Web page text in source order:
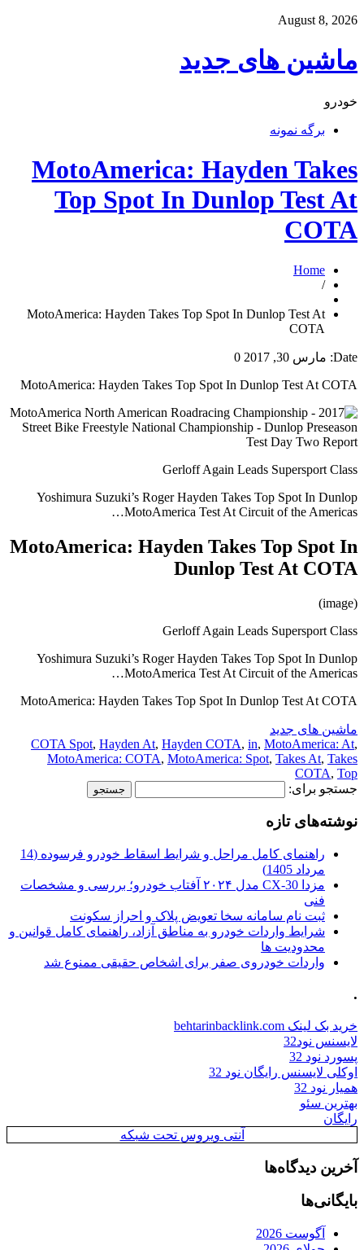
August 8, 2026
ماشین های جدید
خودرو
برگه نمونه
MotoAmerica: Hayden Takes
Top Spot In Dunlop Test At
COTA
Home
/
MotoAmerica: Hayden Takes Top Spot In Dunlop Test At
COTA
Date: مارس 30, 2017
0
MotoAmerica: Hayden Takes Top Spot In Dunlop Test At COTA
Gerloff Again Leads Supersport Class
Yoshimura Suzuki’s Roger Hayden Takes Top Spot In Dunlop
MotoAmerica Test At Circuit of the Americas…
MotoAmerica: Hayden Takes Top Spot In
Dunlop Test At COTA
(image)
Gerloff Again Leads Supersport Class
Yoshimura Suzuki’s Roger Hayden Takes Top Spot In Dunlop
MotoAmerica Test At Circuit of the Americas…
MotoAmerica: Hayden Takes Top Spot In Dunlop Test At COTA
ماشین های جدید
COTA Spot, Hayden At, Hayden COTA, in, MotoAmerica: At,
MotoAmerica: COTA, MotoAmerica: Spot, Takes At, Takes
COTA, Top
جستجو برای:
نوشته‌های تازه
راهنمای کامل مراحل و شرایط اسقاط خودرو فرسوده (14
مرداد 1405)
مزدا CX-30 مدل ۲۰۲۴ آفتاب خودرو؛ بررسی و مشخصات
فنی
ثبت نام سامانه سخا تعویض پلاک و احراز سکونت
شرایط واردات خودرو به مناطق آزاد، راهنمای کامل قوانین و
محدودیت ها
واردات خودروی صفر برای اشخاص حقیقی ممنوع شد
.
خرید بک لینک behtarinbacklink.com
لایسنس نود32
پسورد نود 32
اوکلی لایسنس رایگان نود 32
همیار نود 32
بهترین سئو
رایگان
آنتی ویروس تحت شبکه
آخرین دیدگاه‌ها
بایگانی‌ها
آگوست 2026